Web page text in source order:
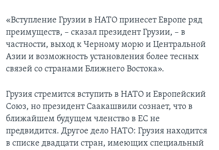
«Вступление Грузии в НАТО принесет Европе ряд
преимуществ, – сказал президент Грузии, – в
частности, выход к Черному морю и Центральной
Азии и возможность установления более тесных
связей со странами Ближнего Востока».
Грузия стремится вступить в НАТО и Европейский
Союз, но президент Саакашвили сознает, что в
ближайшем будущем членство в ЕС не
предвидится. Другое дело НАТО: Грузия находится
в списке двадцати стран, имеющих специальный